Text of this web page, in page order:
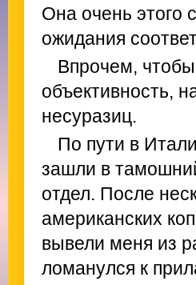
Она очень этого
ожидания
Впрочем,
объективность,
несуразиц.
По пути в
зашли в
отдел. После
американских
вывели меня из
ломанулся к